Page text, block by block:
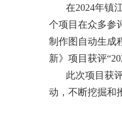
在2024年镇
个项目在众多参
制作图自动生成
新》项目获评
此次项目获
动，不断挖掘和